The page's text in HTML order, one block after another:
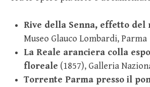
Rive della Senna, effetto del
Museo Glauco Lombardi, Parma
La Reale aranciera colla
floreale (1857), Galleria
Torrente Parma presso il